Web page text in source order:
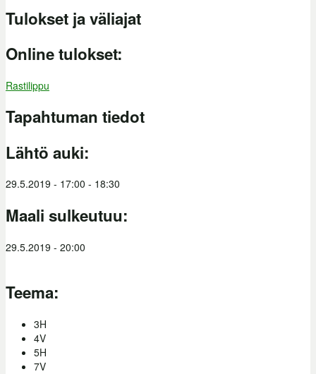
Tulokset ja väliajat
Online tulokset:
Rastilippu
Tapahtuman tiedot
Lähtö auki:
29.5.2019 - 17:00 - 18:30
Maali sulkeutuu:
29.5.2019 - 20:00
Teema:
3H
4V
5H
7V